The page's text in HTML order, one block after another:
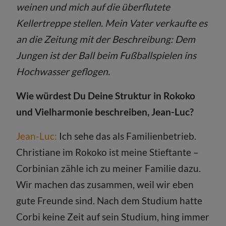
weinen und mich auf die überflutete
Kellertreppe stellen. Mein Vater verkaufte es
an die Zeitung mit der Beschreibung: Dem
Jungen ist der Ball beim Fußballspielen ins
Hochwasser geflogen.
Wie würdest Du Deine Struktur in Rokoko
und Vielharmonie beschreiben, Jean-Luc?
Jean-Luc: Ich sehe das als Familienbetrieb.
Christiane im Rokoko ist meine Stieftante –
Corbinian zähle ich zu meiner Familie dazu.
Wir machen das zusammen, weil wir eben
gute Freunde sind. Nach dem Studium hatte
Corbi keine Zeit auf sein Studium, hing immer